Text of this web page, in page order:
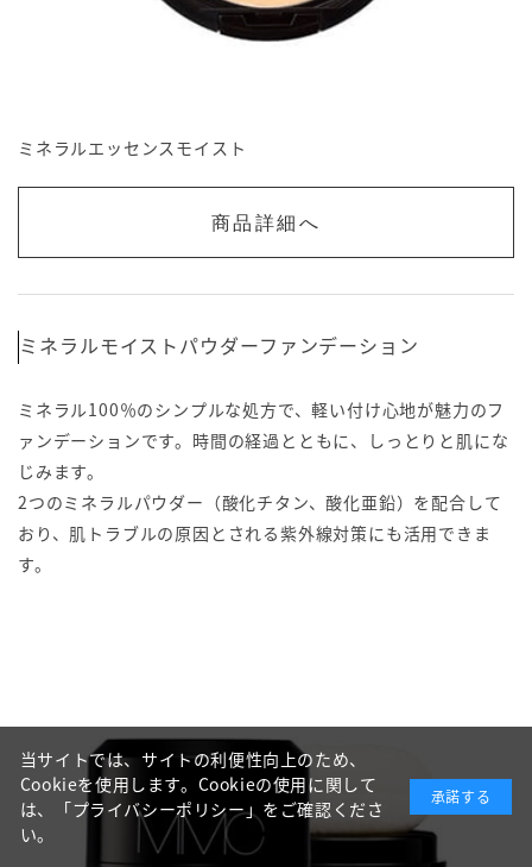
ミネラルエッセンスモイスト
商品詳細へ
ミネラルモイストパウダーファンデーション
ミネラル100％のシンプルな処方で、軽い付け心地が魅力のフ
ァンデーションです。時間の経過とともに、しっとりと肌にな
じみます。
2つのミネラルパウダー（酸化チタン、酸化亜鉛）を配合して
おり、肌トラブルの原因とされる紫外線対策にも活用できま
す。
当サイトでは、サイトの利便性向上のため、
Cookieを使用します。Cookieの使用に関して
は、
「プライバシーポリシー」 をご確認くださ
い。
承諾する